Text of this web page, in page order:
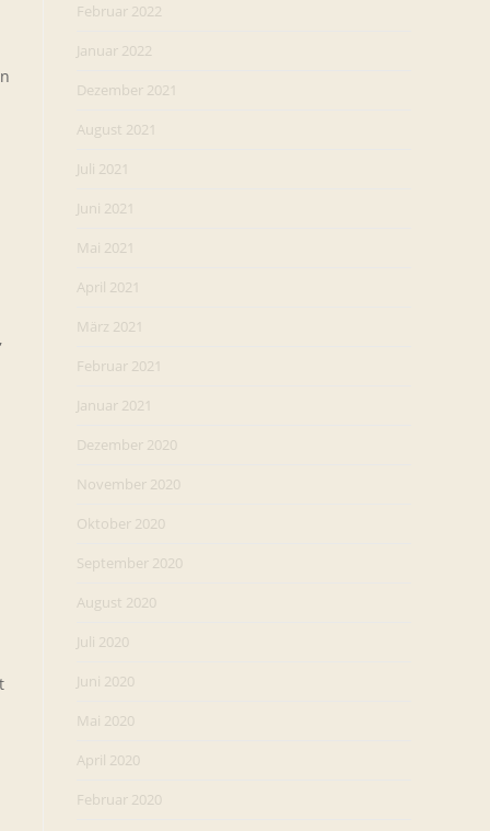
Februar 2022
Januar 2022
Dezember 2021
August 2021
Juli 2021
Juni 2021
Mai 2021
April 2021
März 2021
Februar 2021
Januar 2021
Dezember 2020
November 2020
Oktober 2020
September 2020
August 2020
Juli 2020
Juni 2020
Mai 2020
April 2020
Februar 2020